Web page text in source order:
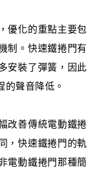
優化的重點主要包
制。快速鐵捲門有
安裝了彈簧，因此
的聲音降低。
改善傳統電動鐵捲
，快速鐵捲門的軌
電動鐵捲門那種簡